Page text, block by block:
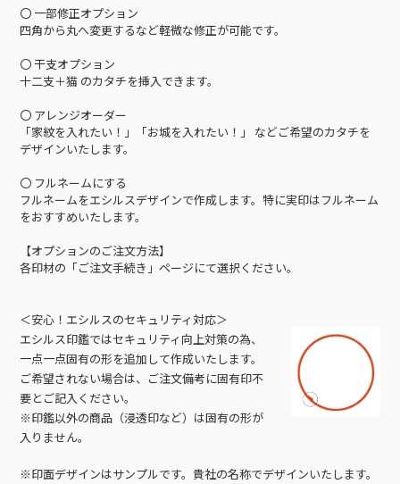
〇 一部修正オプション
四角から丸へ変更するなど軽微な修正が可能です。
〇 干支オプション
十二支＋猫 のカタチを挿入できます。
〇 アレンジオーダー
「家紋を入れたい！」「お城を入れたい！」 などご希望のカタチを
デザインいたします。
〇 フルネームにする
フルネームをエシルスデザインで作成します。特に実印はフルネーム
をおすすめいたします。
【オプションのご注文方法】
各印材の「ご注文手続き」ページにて選択ください。
＜安心！エシルスのセキュリティ対応＞
エシルス印鑑ではセキュリティ向上対策の為、
一点一点固有の形を追加して作成いたします。
ご希望されない場合は、ご注文備考に固有印不
要とご記入ください。
※印鑑以外の商品（浸透印など）は固有の形が
入りません。
※印面デザインはサンプルです。貴社の名称でデザインいたします。